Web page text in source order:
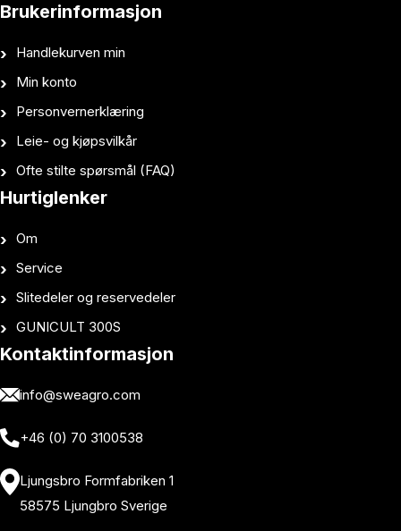
Brukerinformasjon
Handlekurven min
Min konto
Personvernerklæring
Leie- og kjøpsvilkår
Ofte stilte spørsmål (FAQ)
Hurtiglenker
Om
Service
Slitedeler og reservedeler
GUNICULT 300S
Kontaktinformasjon
info@sweagro.com
+46 (0) 70 3100538
Ljungsbro Formfabriken 1
58575 Ljungbro Sverige